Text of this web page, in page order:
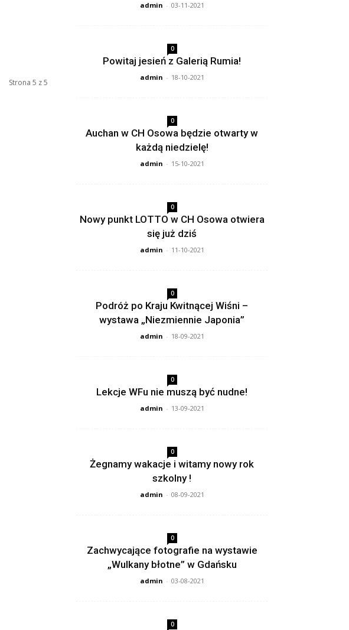
Strona 5 z 5
admin - 03-11-2021
0
Powitaj jesień z Galerią Rumia!
admin - 18-10-2021
0
Auchan w CH Osowa będzie otwarty w
każdą niedzielę!
admin - 15-10-2021
0
Nowy punkt LOTTO w CH Osowa otwiera
się już dziś
admin - 11-10-2021
0
Podróż po Kraju Kwitnącej Wiśni –
wystawa „Niezmiennie Japonia”
admin - 18-09-2021
0
Lekcje WFu nie muszą być nudne!
admin - 13-09-2021
0
Żegnamy wakacje i witamy nowy rok
szkolny !
admin - 08-09-2021
0
Zachwycające fotografie na wystawie
„Wulkany błotne” w Gdańsku
admin - 03-08-2021
0